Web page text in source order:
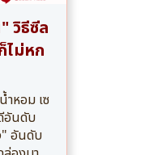
วิธีซีล
ไม่หก
ำหอม เซ
อันดับ
" อันดับ